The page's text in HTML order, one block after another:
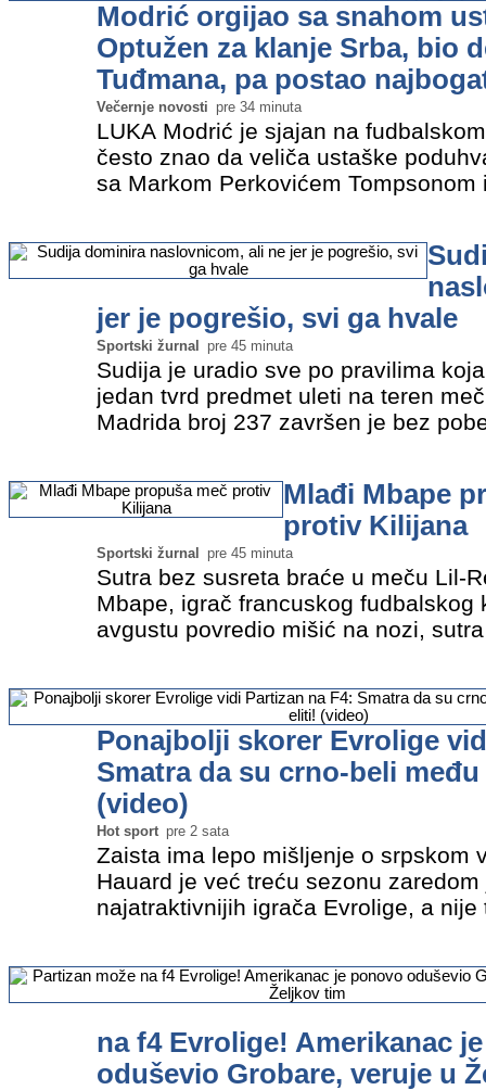
Modrić orgijao sa snahom
Optužen za klanje Srba, bio
Tuđmana, pa postao
Večernje novosti pre 34 minuta
LUKA Modrić je sjajan na
često znao da veliča ustaške
sa Markom Perkovićem
jer je pogrešio, svi ga hvale
Sportski žurnal pre 45 minuta
Sudija je uradio sve po pravilima
jedan tvrd predmet uleti na teren
Madrida broj 237 završen je bez
Mlađi Mbape
protiv Kilijana
Sportski žurnal pre 45 minuta
Sutra bez susreta braće u meču Lil-
Mbape, igrač francuskog fudbalskog
avgustu povredio mišić na nozi,
Ponajbolji skorer Evrolige
Smatra da su crno-beli
(video)
Hot sport pre 2 sata
Zaista ima lepo mišljenje o srpskom
Hauard je već treću sezonu
najatraktivnijih igrača Evrolige, a
na f4 Evrolige! Amerikanac
oduševio Grobare, veruje u